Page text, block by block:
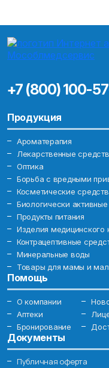
+7 (800) 100-
Продукция
Ароматерапия
Лекарственные
Оптика
Борьба с вредными
Косметические
Биологически
Продукты питания
Изделия медицинского
Контрацептивные
Минеральные воды
Товары для мамы и
Помощь
О компании
Аптеки
Бронирование
Документы
Публичная оферта